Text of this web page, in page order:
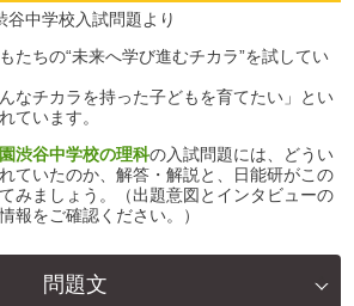
中学校入試問題より
たちの“未来へ学び進むチカラ”を試してい
なチカラを持った子どもを育てたい」とい
ています。
渋谷中学校の理科の入試問題には、どうい
ていたのか、解答・解説と、日能研がこの
みましょう。（出題意図とインタビューの
報をご確認ください。）
問題文